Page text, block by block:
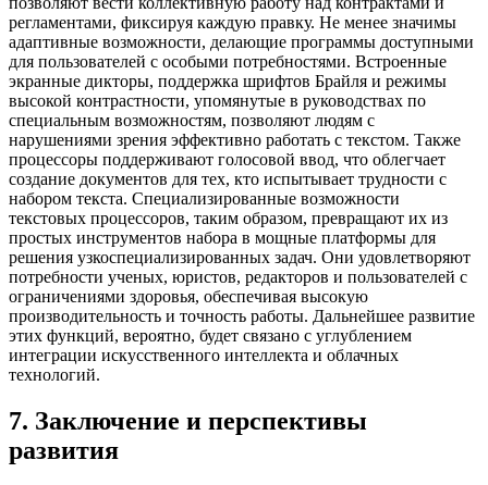
регламентами, фиксируя каждую правку. Не менее значимы
адаптивные возможности, делающие программы доступными
для пользователей с особыми потребностями. Встроенные
экранные дикторы, поддержка шрифтов Брайля и режимы
высокой контрастности, упомянутые в руководствах по
специальным возможностям, позволяют людям с
нарушениями зрения эффективно работать с текстом. Также
процессоры поддерживают голосовой ввод, что облегчает
создание документов для тех, кто испытывает трудности с
набором текста. Специализированные возможности
текстовых процессоров, таким образом, превращают их из
простых инструментов набора в мощные платформы для
решения узкоспециализированных задач. Они удовлетворяют
потребности ученых, юристов, редакторов и пользователей с
ограничениями здоровья, обеспечивая высокую
производительность и точность работы. Дальнейшее развитие
этих функций, вероятно, будет связано с углублением
интеграции искусственного интеллекта и облачных
технологий.
7. Заключение и перспективы
развития